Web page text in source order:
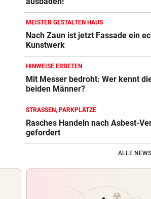
MEISTER GESTALTEN HAUS
Nach Zaun ist jetzt Fassade ein
Kunstwerk
HINWEISE ERBETEN
Mit Messer bedroht: Wer kennt
beiden Männer?
STRASSEN, PARKPLÄTZE
Rasches Handeln nach Asbest-
gefordert
ALLE